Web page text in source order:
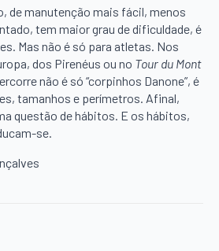
de manutenção mais fácil, menos
tem maior grau de dificuldade, é
Mas não é só para atletas. Nos
dos Pirenéus ou no Tour du Mont
não é só “corpinhos Danone”, é
tamanhos e perímetros. Afinal,
questão de hábitos. E os hábitos,
se.